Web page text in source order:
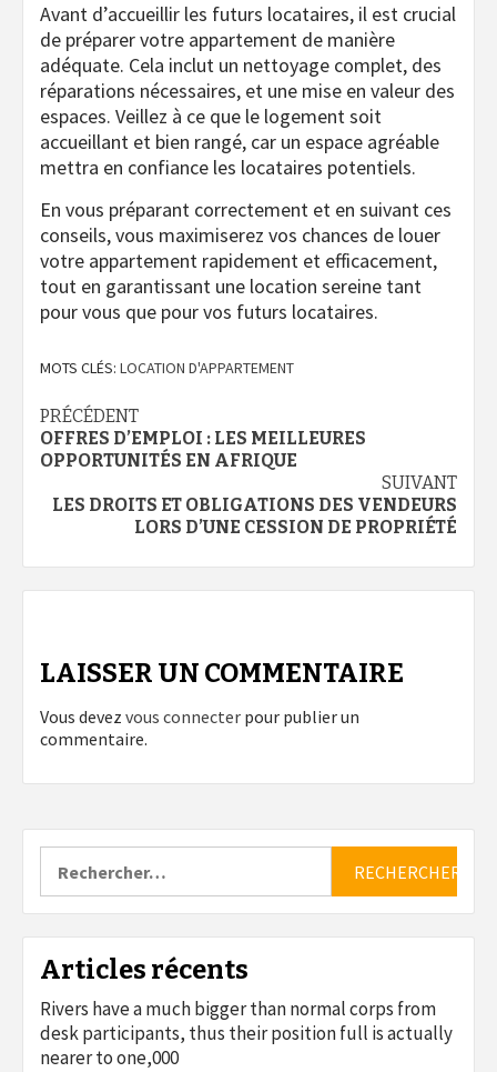
Avant d’accueillir les futurs locataires, il est crucial
de préparer votre appartement de manière
adéquate. Cela inclut un nettoyage complet, des
réparations nécessaires, et une mise en valeur des
espaces. Veillez à ce que le logement soit
accueillant et bien rangé, car un espace agréable
mettra en confiance les locataires potentiels.
En vous préparant correctement et en suivant ces
conseils, vous maximiserez vos chances de louer
votre appartement rapidement et efficacement,
tout en garantissant une location sereine tant
pour vous que pour vos futurs locataires.
MOTS CLÉS: LOCATION D'APPARTEMENT
Navigation
d’article
PRÉCÉDENT
OFFRES D’EMPLOI : LES MEILLEURES
OPPORTUNITÉS EN AFRIQUE
SUIVANT
LES DROITS ET OBLIGATIONS DES VENDEURS
LORS D’UNE CESSION DE PROPRIÉTÉ
LAISSER UN COMMENTAIRE
Vous devez vous connecter pour publier un
commentaire.
Articles récents
Rivers have a much bigger than normal corps from
desk participants, thus their position full is actually
nearer to one,000